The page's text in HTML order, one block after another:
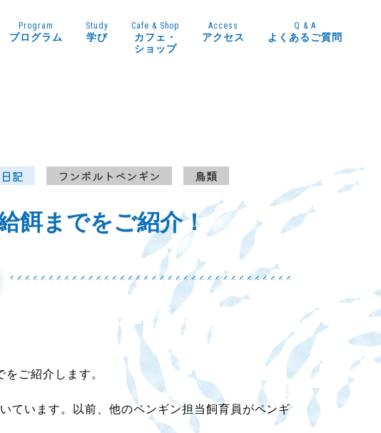
Program
プログラム
Study
学び
Cafe & Shop
カフェ・
ショップ
Access
アクセス
Q & A
よくあるご質問
記 フンボルトペンギン 鳥類
餌までをご紹介！
をご紹介します。
ています。以前、他のペンギン担当飼育員がペンギ